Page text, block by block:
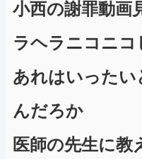
小西の謝罪動画
ラヘラニコニ
あれはいったい
んだろか
医師の先生に教